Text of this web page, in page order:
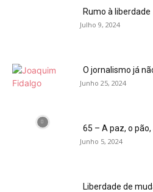
Rumo à liberdade
Julho 9, 2024
O jornalismo já
Junho 25, 2024
65 – A paz, o
Junho 5, 2024
Liberdade de